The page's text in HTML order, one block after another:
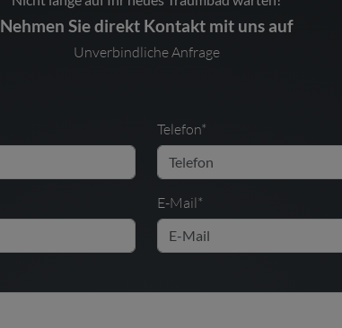
Nehmen Sie direkt Kontakt mit uns auf
Unverbindliche Anfrage
Telefon*
E-Mail*